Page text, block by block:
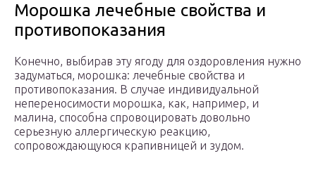
Морошка лечебные свойства и
противопоказания
Конечно, выбирав эту ягоду для оздоровления нужно
задуматься, морошка: лечебные свойства и
противопоказания. В случае индивидуальной
непереносимости морошка, как, например, и
малина, способна спровоцировать довольно
серьезную аллергическую реакцию,
сопровождающуюся крапивницей и зудом.